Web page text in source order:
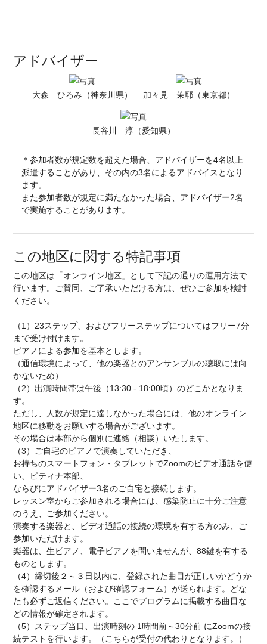
アドバイザー
大森 ひろみ（神奈川県） 加々見 茉耶（東京都）
長谷川 淳（愛知県）
＊参加者数が規定数を超えた場合、アドバイザーを4名以上
派遣することがあり、その内の3名によるアドバイスとなり
ます。
また参加者数が規定に満たなかった場合、アドバイザー2名
で実施することがあります。
この地区に関する特記事項
この地区は「オンライン地区」として下記の通りの運用方法で
行います。ご賛同、ご了承いただける方は、ぜひご参加を検討
ください。
（1）23ステップ、およびフリーステップについてはフリー7分
まで受け付けます。
ピアノによる参加を基本とします。
（通信環境によって、他の楽器とのアンサンブルの聴取には向
かないため）
（2）出演時間帯は午後（13:30 - 18:00頃）のどこかとなりま
す。
ただし、人数が規定に達しなかった場合には、他のオンライン
地区に移動をお願いする場合がございます。
その場合は本部から個別に連絡（相談）いたします。
（3）ご自宅のピアノで演奏していただき、
お持ちのスマートフォン・タブレットでZoomのビデオ通話を使
い、ピティナ本部、
ならびにアドバイザー3名のご自宅と接続します。
レッスン室からご参加される場合には、感染防止に十分ご注意
のうえ、ご参加ください。
演奏する楽器と、ビデオ通話の接続の環境を有する方のみ、ご
参加いただけます。
楽器は、生ピアノ、電子ピアノを問いませんが、88鍵を有する
ものとします。
（4）締切後２～３日以内に、登録された曲目が正しいかどうか
を確認するメール（および確認フォーム）が送られます。どな
たも必ずご返信ください。ここでプログラムに掲載する曲目な
どの情報が確定されます。
（5）ステップ当日、出演時刻の 1時間前～30分前 にZoomの接
続テストを行います。（こちらが受付の代わりとなります。）